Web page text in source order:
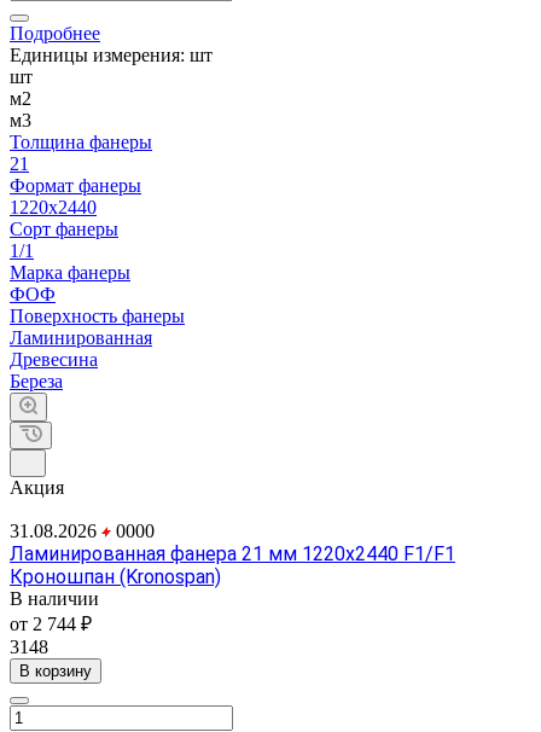
Подробнее
Единицы измерения: шт
шт
м2
м3
Толщина фанеры
21
Формат фанеры
1220х2440
Сорт фанеры
1/1
Марка фанеры
ФОФ
Поверхность фанеры
Ламинированная
Древесина
Береза
Акция
31.08.2026 0000
Ламинированная фанера 21 мм 1220х2440 F1/F1
Кроношпан (Kronospan)
В наличии
от 2 744 ₽
3148
В корзину